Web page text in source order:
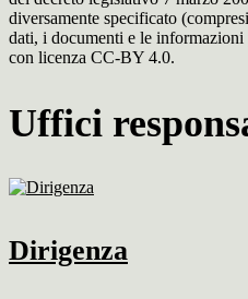
diversamente specificato
dati, i documenti e le
con licenza CC-BY 4.0.
Uffici
Dirigenza